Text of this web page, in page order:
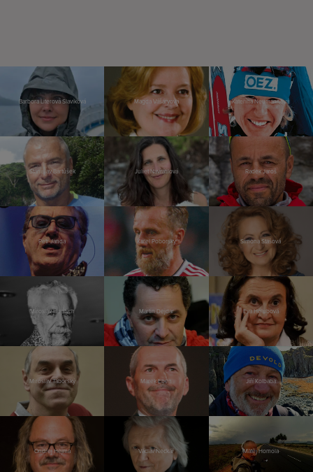
Barbora Literová Slavíková Magda Vášáryová Kateřina Neumannová
Stanislav Bartůšek Juliet Navrátilová Radek Jaroš
Petr Janda Karel Poborský Simona Stašová
Miroslav Huptych Martin Dejdar Eva Holubová
Miroslav Táborský Marek Eben Jiří Kolbaba
Ondřej Hejma Václav Neckář Matěj Homola